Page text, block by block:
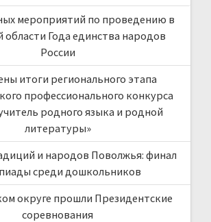
мероприятий по проведению в
области Года единства народов
России
итоги регионального этапа
профессионального конкурса
родного языка и родной
литературы»
и народов Поволжья: финал
среди дошкольников
округе прошли Президентские
соревнования